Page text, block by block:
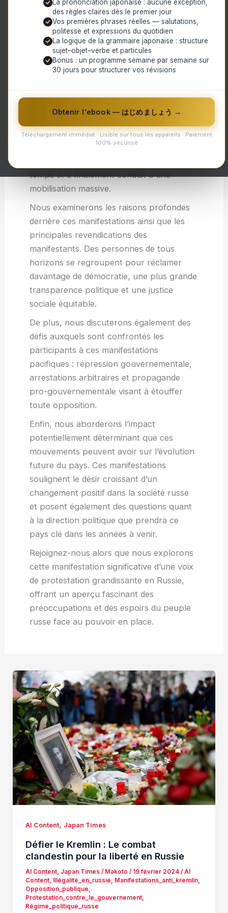
La prononciation japonaise : aucune exception,
des règles claires dès le premier jour
Vos premières phrases réelles — salutations,
politesse et expressions du quotidien
La logique de la grammaire japonaise : structure
sujet–objet–verbe et particules
Bonus : un programme semaine par semaine sur
30 jours pour structurer vos révisions
Obtenir l'ebook — はじめましょう →
Téléchargement immédiat · Lisible sur tous les appareils · Paiement
100% sécurisé
gouvernement actuel. Ces mouvements de
contestation se multiplient à travers tout
le pays et jouent un rôle essentiel dans
l’expression d’un mécontentement
populaire croissant.
quotidiennement. La frustration face à la
corruption généralisée, au manque de
liberté d’expression et aux violations des
temps et a finalement conduit à une
mobilisation massive.
Nous examinerons les raisons profondes
derrière ces manifestations ainsi que les
principales revendications des
manifestants. Des personnes de tous
horizons se regroupent pour réclamer
davantage de démocratie, une plus grande
transparence politique et une justice
sociale équitable.
De plus, nous discuterons également des
défis auxquels sont confrontés les
participants à ces manifestations
pacifiques : répression gouvernementale,
arrestations arbitraires et propagande
pro-gouvernementale visant à étouffer
toute opposition.
Enfin, nous aborderons l’impact
potentiellement déterminant que ces
mouvements peuvent avoir sur l’évolution
future du pays. Ces manifestations
soulignent le désir croissant d’un
changement positif dans la société russe
et posent également des questions quant
à la direction politique que prendra ce
pays clé dans les années à venir.
Rejoignez-nous alors que nous explorons
cette manifestation significative d’une voix
de protestation grandissante en Russie,
offrant un aperçu fascinant des
préoccupations et des espoirs du peuple
russe face au pouvoir en place.
AI Content, Japan Times
Défier le Kremlin : Le combat
clandestin pour la liberté en Russie
AI Content, Japan Times/ Makoto / 19 février 2024 /AI
Content, Illégalité_en_russie, Manifestations_anti_kremlin,
Opposition_publique,
Protestation_contre_le_gouvernement,
Régime_politique_russe